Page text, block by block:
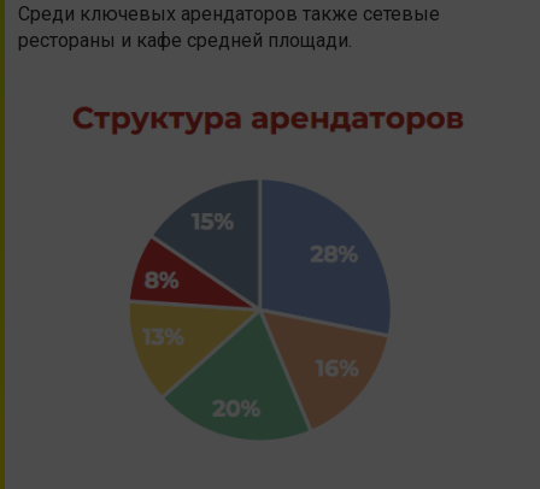
Среди ключевых арендаторов также сетевые
рестораны и кафе средней площади.